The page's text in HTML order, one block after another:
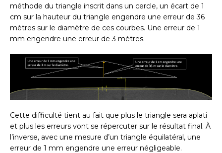
méthode du triangle inscrit dans un cercle, un écart de 1
cm sur la hauteur du triangle engendre une erreur de 36
mètres sur le diamètre de ces courbes. Une erreur de 1
mm engendre une erreur de 3 mètres.
Cette difficulté tient au fait que plus le triangle sera aplati
et plus les erreurs vont se répercuter sur le résultat final. À
l’inverse, avec une mesure d’un triangle équilatéral, une
erreur de 1 mm engendre une erreur négligeable.